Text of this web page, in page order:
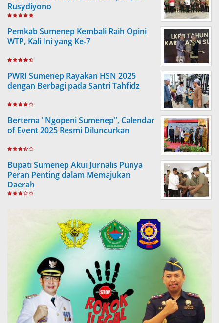
Rusydiyono
Pemkab Sumenep Kembali Raih Opini
WTP, Kali Ini yang Ke-7
PWRI Sumenep Rayakan HSN 2025
dengan Berbagi pada Santri Tahfidz
Bertema "Ngopeni Sumenep", Calendar
of Event 2025 Resmi Diluncurkan
Bupati Sumenep Akui Jurnalis Punya
Peran Penting dalam Memajukan
Daerah